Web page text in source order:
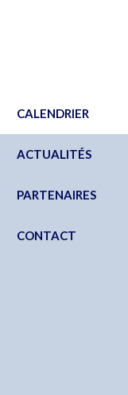
CALENDRIER
ACTUALITÉS
PARTENAIRES
CONTACT